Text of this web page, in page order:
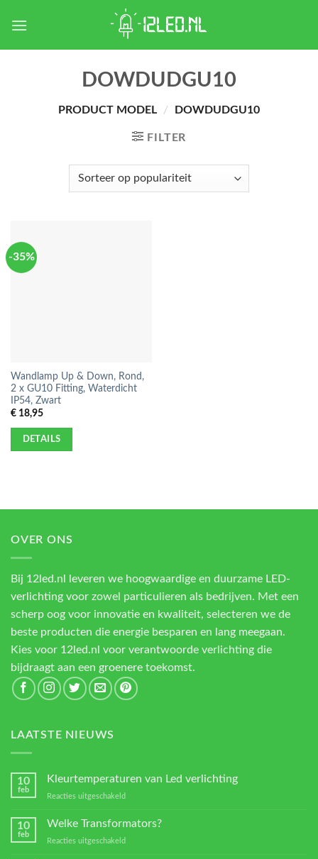
DOWDUDGU10
PRODUCT MODEL / DOWDUDGU10
FILTER
-35%
Wandlamp Up & Down, Rond,
2 x GU10 Fitting, Waterdicht
IP54, Zwart
€18,95
DETAILS
OVER ONS
Bij 12led.nl leveren we hoogwaardige en duurzame LED-
verlichting voor zowel particulieren als bedrijven. Met een
scherp oog voor innovatie en kwaliteit, selecteren we de
beste producten die energie besparen en lang meegaan.
Kies voor 12led.nl voor verantwoorde verlichting die
bijdraagt aan een groenere toekomst.
LAATSTE NIEUWS
10
feb
Kleurtemperaturen van Led verlichting
Reacties uitgeschakeld
verlichting
10
feb
Welke Transformators?
Reacties uitgeschakeld